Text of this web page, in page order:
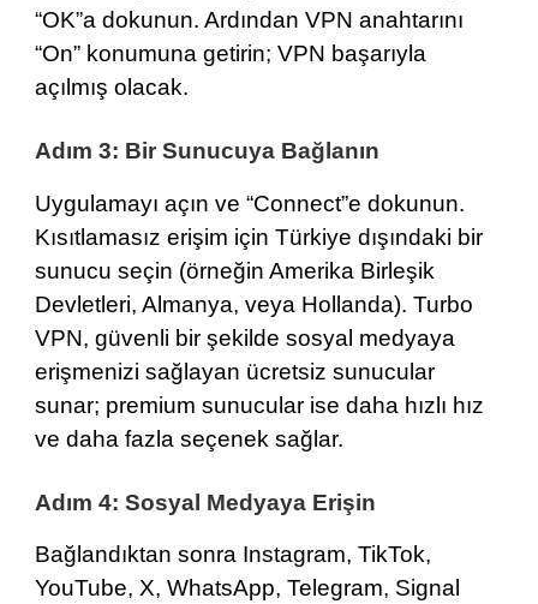
“OK”a dokunun. Ardından VPN anahtarını
“On” konumuna getirin; VPN başarıyla
açılmış olacak.
Adım 3: Bir Sunucuya Bağlanın
Uygulamayı açın ve “Connect”e dokunun.
Kısıtlamasız erişim için Türkiye dışındaki bir
sunucu seçin (örneğin Amerika Birleşik
Devletleri, Almanya, veya Hollanda). Turbo
VPN, güvenli bir şekilde sosyal medyaya
erişmenizi sağlayan ücretsiz sunucular
sunar; premium sunucular ise daha hızlı hız
ve daha fazla seçenek sağlar.
Adım 4: Sosyal Medyaya Erişin
Bağlandıktan sonra Instagram, TikTok,
YouTube, X, WhatsApp, Telegram, Signal